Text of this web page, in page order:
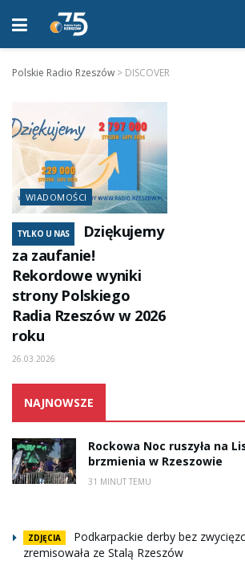
Polskie Radio Rzeszów > DISCOVER
WIADOMOŚCI
TYLKO U NAS
Dziękujemy
za zaufanie!
Rekordowe wyniki
strony Polskiego
Radia Rzeszów w 2026
roku
26.03.2026
NAJNOWSZE
Rockowa Noc ruszyła na
brzmienia w Rzeszowie
31 MINUT TEMU
ZDJĘCIA
Podkarpackie derby bez
zremisowała ze Stalą Rzeszów